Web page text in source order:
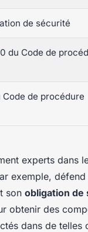
de sécurité
du Code de
de procédure
experts dans
exemple,
son obligation de
obtenir des
dans de telles